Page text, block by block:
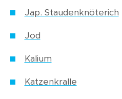
Jap. Staudenknöterich
Jod
Kalium
Katzenkralle